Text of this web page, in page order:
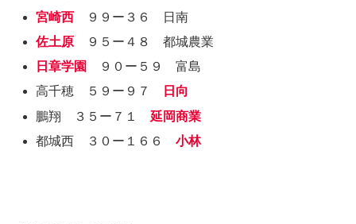
宮崎西 ９９ー３６ 日南
佐土原 ９５ー４８ 都城農業
日章学園
９０ー５９ 富島
高千穂 ５９ー９７
日向
鵬翔 ３５ー７１延岡商業
都城西 ３０ー１６６小林